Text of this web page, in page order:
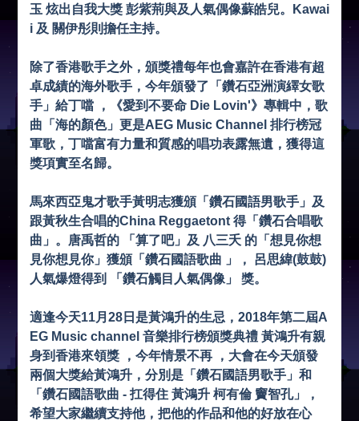
玉 炫出自我大獎 彭紫荊與及人氣偶像蘇皓兒。Kawai
i 及 關伊彤則擔任主持。
除了香港歌手之外，頒獎禮每年也會嘉許在香港有超
卓成績的海外歌手，今年頒發了「鑽石亞洲演繹女歌
手」給丁噹 ，《愛到不要命 Die Lovin'》專輯中，歌
曲「海的顏色」更是AEG Music Channel 排行榜冠
軍歌，丁噹富有力量和質感的唱功表露無遺，獲得這
獎項實至名歸。
馬來西亞鬼才歌手黃明志獲頒「鑽石國語男歌手」及
跟黃秋生合唱的China Reggaetont 得「鑽石合唱歌
曲」。唐禹哲的 「算了吧」及 八三夭 的「想見你想
見你想見你」獲頒「鑽石國語歌曲 」， 呂思緯(鼓鼓)
人氣爆燈得到 「鑽石觸目人氣偶像」 獎。
適逢今天11月28日是黃鴻升的生忌，2018年第二屆A
EG Music channel 音樂排行榜頒獎典禮 黃鴻升有親
身到香港來領獎 ，今年情景不再 ，大會在今天頒發
兩個大獎給黃鴻升，分別是「鑽石國語男歌手」和
「鑽石國語歌曲 - 扛得住 黃鴻升 柯有倫 竇智孔」，
希望大家繼續支持他，把他的作品和他的好放在心